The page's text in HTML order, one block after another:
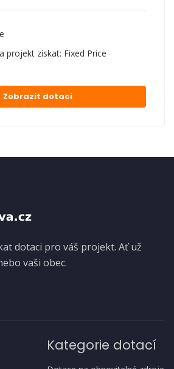
projekt získat: Fixed Price
Zobrazit dotaci
dotaci pro váš projekt. Ať už
vaši obec.
Kategorie dotací